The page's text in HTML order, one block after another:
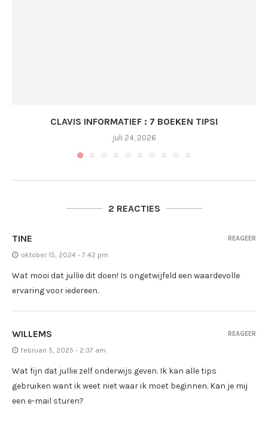
CLAVIS INFORMATIEF : 7 BOEKEN TIPS!
juli 24, 2026
2 REACTIES
TINE
oktober 15, 2024 - 7:42 pm
Wat mooi dat jullie dit doen! Is ongetwijfeld een waardevolle
ervaring voor iedereen.
REAGEER
WILLEMS
februari 5, 2025 - 2:37 am
Wat fijn dat jullie zelf onderwijs geven. Ik kan alle tips
gebruiken want ik weet niet waar ik moet beginnen. Kan je mij
een e-mail sturen?
REAGEER